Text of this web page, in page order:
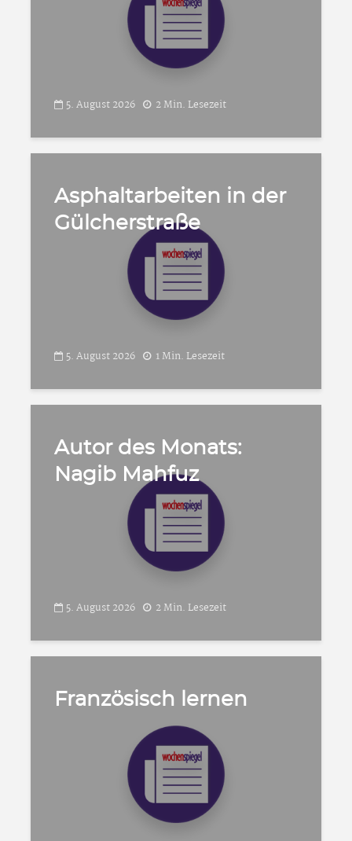
5. August 2026 2 Min. Lesezeit
Asphaltarbeiten in der
Gülcherstraße
5. August 2026 1 Min. Lesezeit
Autor des Monats:
Nagib Mahfuz
5. August 2026 2 Min. Lesezeit
Französisch lernen